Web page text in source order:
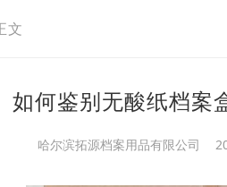
文
如何鉴别无酸纸档案
哈尔滨拓源档案用品有限公司